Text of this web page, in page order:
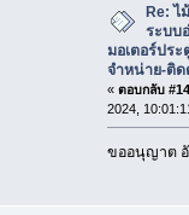
Re: ไ
ระบบ
มอเตอร์ประ
จำหน่าย-ติด
« ตอบกลับ
2024,
ขออนุญาต